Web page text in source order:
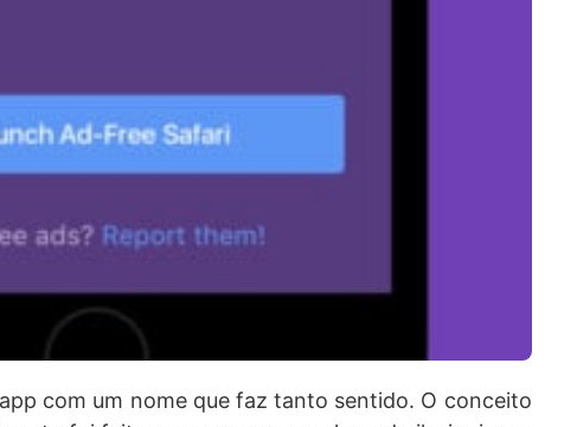
com um nome que faz tanto sentido. O conceito